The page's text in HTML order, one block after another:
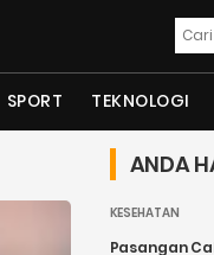
SPORT TEKNOLOGI
ANDA
KESEHATAN
Pasangan